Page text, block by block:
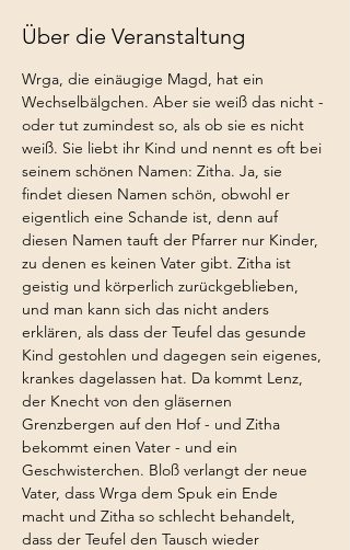
Über die Veranstaltung
Wrga, die einäugige Magd, hat ein
Wechselbälgchen. Aber sie weiß das nicht -
oder tut zumindest so, als ob sie es nicht
weiß. Sie liebt ihr Kind und nennt es oft bei
seinem schönen Namen: Zitha. Ja, sie
findet diesen Namen schön, obwohl er
eigentlich eine Schande ist, denn auf
diesen Namen tauft der Pfarrer nur Kinder,
zu denen es keinen Vater gibt. Zitha ist
geistig und körperlich zurückgeblieben,
und man kann sich das nicht anders
erklären, als dass der Teufel das gesunde
Kind gestohlen und dagegen sein eigenes,
krankes dagelassen hat. Da kommt Lenz,
der Knecht von den gläsernen
Grenzbergen auf den Hof - und Zitha
bekommt einen Vater - und ein
Geschwisterchen. Bloß verlangt der neue
Vater, dass Wrga dem Spuk ein Ende
macht und Zitha so schlecht behandelt,
dass der Teufel den Tausch wieder